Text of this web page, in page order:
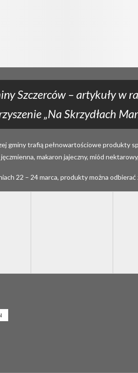
Szczerców – artykuły w
„Na Skrzydłach
gminy trafią pełnowartościowe produkty
makaron jajeczny, miód
22 – 24 marca, produkty można